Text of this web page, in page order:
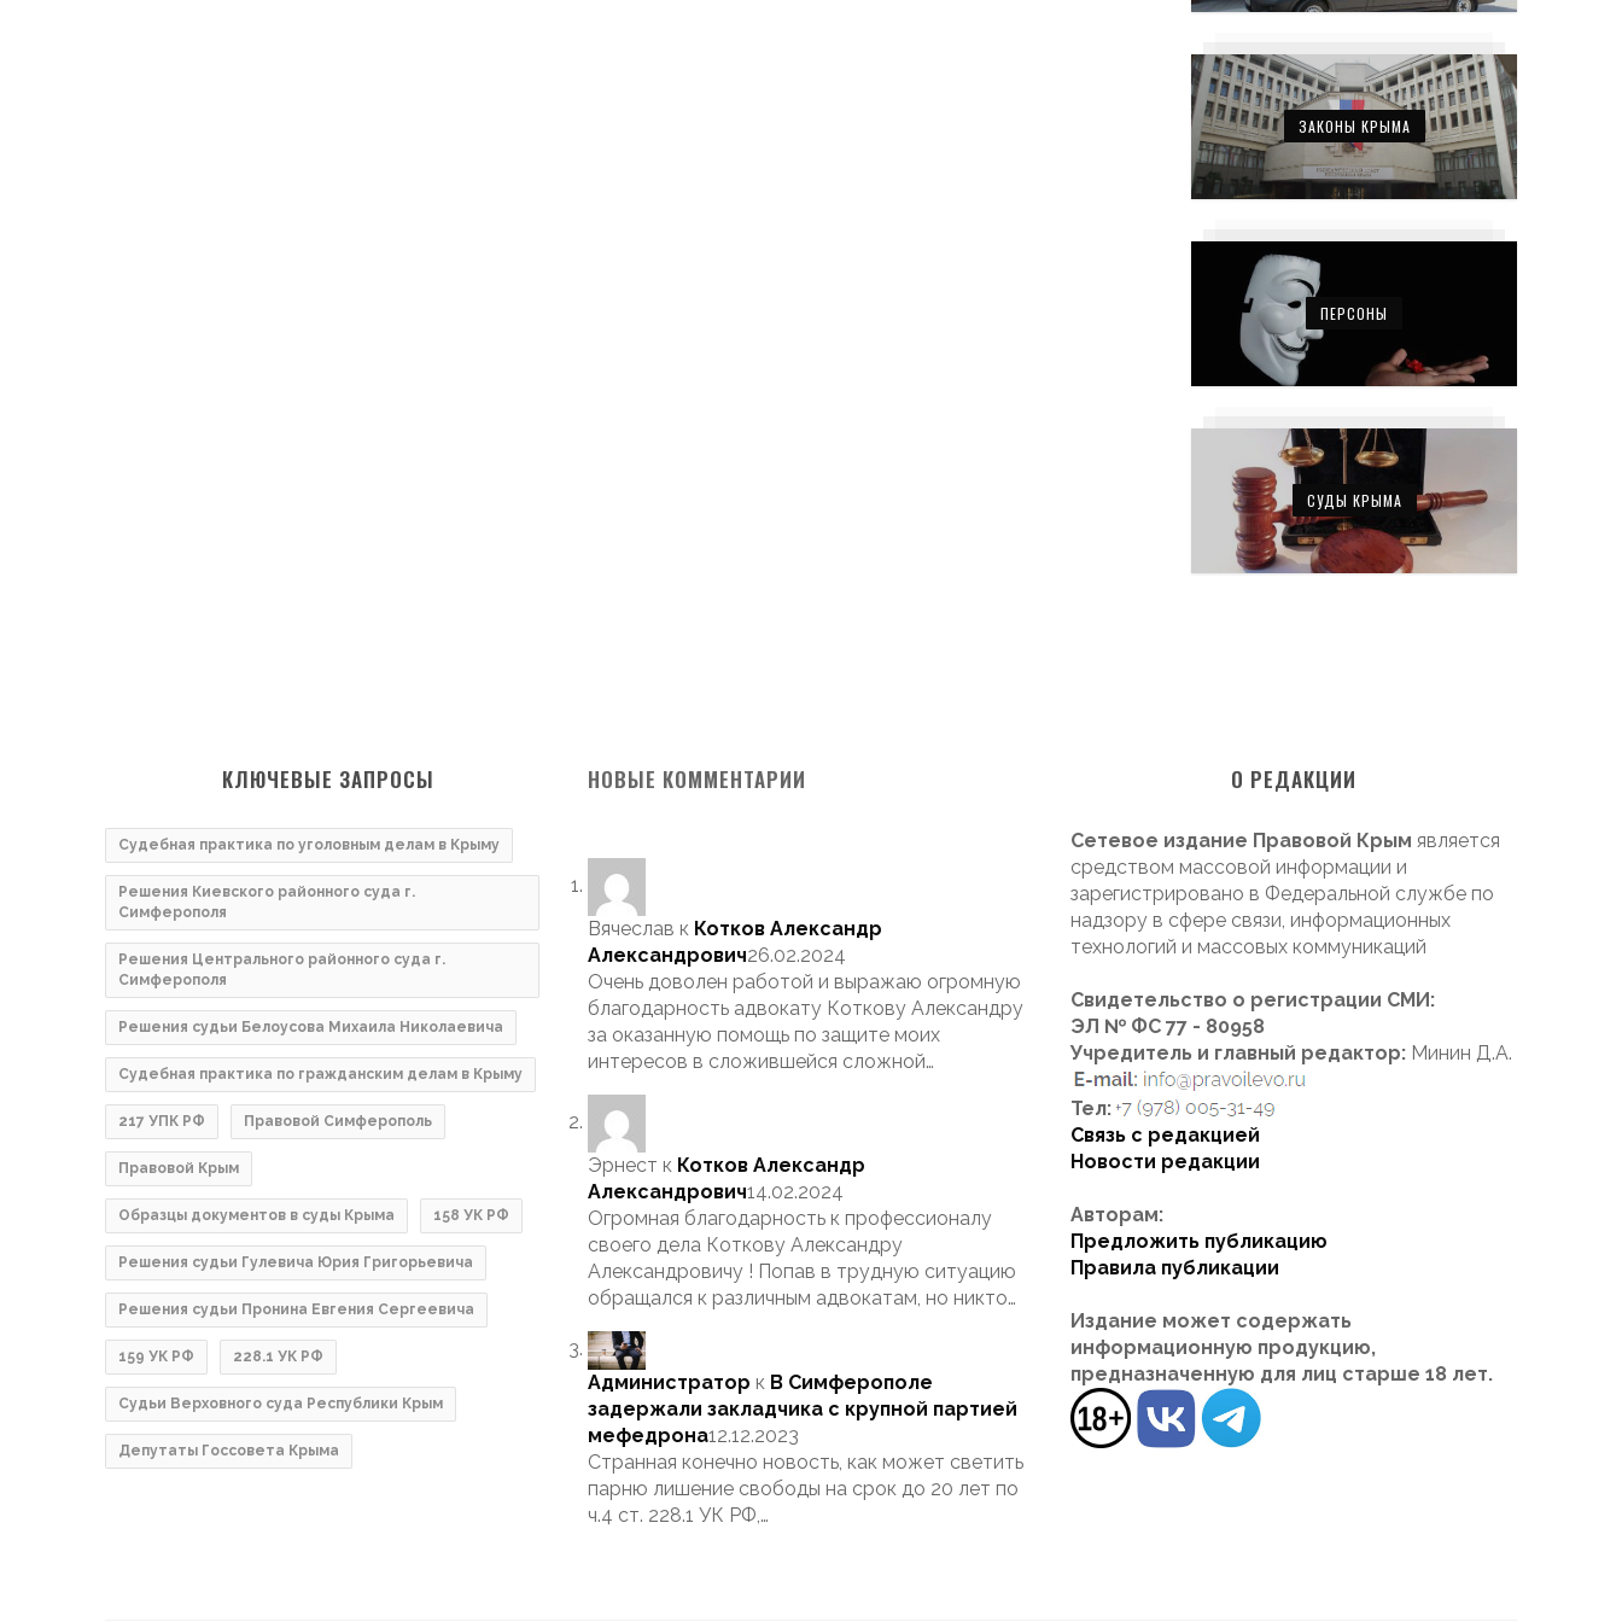
ЗАКОНЫ КРЫМА
ПЕРСОНЫ
СУДЫ КРЫМА
КЛЮЧЕВЫЕ ЗАПРОСЫ
Судебная практика по уголовным делам в Крыму
Решения Киевского районного суда г.
Симферополя
Решения Центрального районного суда г.
Симферополя
Решения судьи Белоусова Михаила Николаевича
Судебная практика по гражданским делам в Крыму
217 УПК РФ Правовой Симферополь
Правовой Крым
Образцы документов в суды Крыма 158 УК РФ
Решения судьи Гулевича Юрия Григорьевича
Решения судьи Пронина Евгения Сергеевича
159 УК РФ 228.1 УК РФ
Судьи Верховного суда Республики Крым
Депутаты Госсовета Крыма
НОВЫЕ КОММЕНТАРИИ
Вячеслав к Котков Александр
Александрович26.02.2024
Очень доволен работой и выражаю огромную
благодарность адвокату Коткову Александру
за оказанную помощь по защите моих
интересов в сложившейся сложной…
Эрнест к Котков Александр
Александрович14.02.2024
Огромная благодарность к профессионалу
своего дела Коткову Александру
Александровичу ! Попав в трудную ситуацию
обращался к различным адвокатам, но никто…
Администратор к В Симферополе
задержали закладчика с крупной партией
мефедрона12.12.2023
Странная конечно новость, как может светить
парню лишение свободы на срок до 20 лет по
ч.4 ст. 228.1 УК РФ,…
О РЕДАКЦИИ
Сетевое издание Правовой Крым является
средством массовой информации и
зарегистрировано в Федеральной службе по
надзору в сфере связи, информационных
технологий и массовых коммуникаций
Свидетельство о регистрации СМИ:
ЭЛ № ФС 77 - 80958
Учредитель и главный редактор: Минин Д.А.
Тел:
Связь с редакцией
Новости редакции
Авторам:
Предложить публикацию
Правила публикации
Издание может содержать
информационную продукцию,
предназначенную для лиц старше 18 лет.